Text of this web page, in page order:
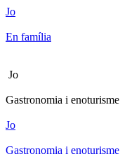
Jo
En família
Jo
Gastronomia i enoturisme
Jo
Gastronomia i enoturisme